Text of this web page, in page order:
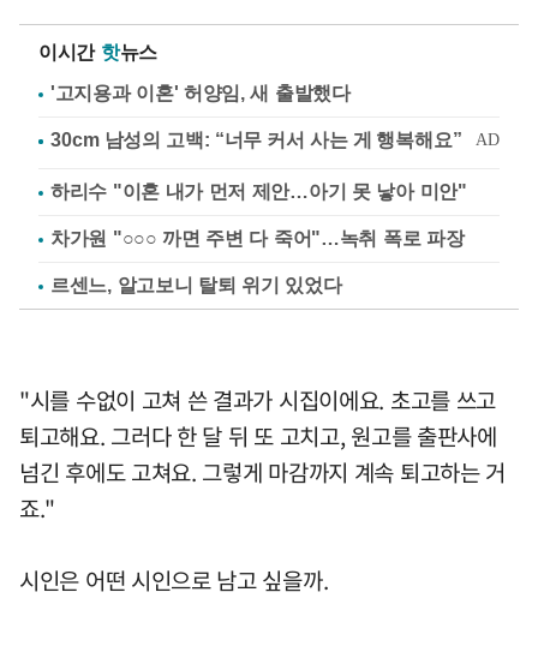
이시간 핫뉴스
'고지용과 이혼' 허양임, 새 출발했다
하리수 "이혼 내가 먼저 제안…아기 못 낳아 미안"
차가원 "○○○ 까면 주변 다 죽어"…녹취 폭로 파장
르센느, 알고보니 탈퇴 위기 있었다
"시를 수없이 고쳐 쓴 결과가 시집이에요. 초고를 쓰고
퇴고해요. 그러다 한 달 뒤 또 고치고, 원고를 출판사에
넘긴 후에도 고쳐요. 그렇게 마감까지 계속 퇴고하는 거
죠."
시인은 어떤 시인으로 남고 싶을까.